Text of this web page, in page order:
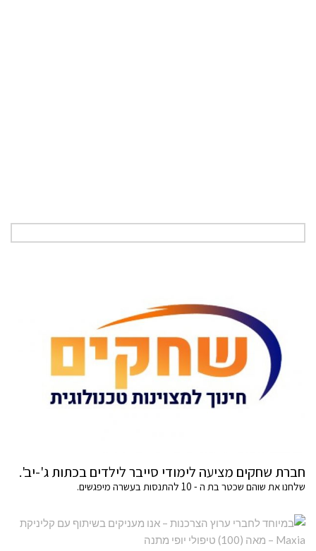
חברת שחקים מציעה לימודי סייבר לילדים בכתות ג'-יב'.
שלחנו את שוהם שכטר בת ה - 10 להתנסות בעשרה מיפגשים.